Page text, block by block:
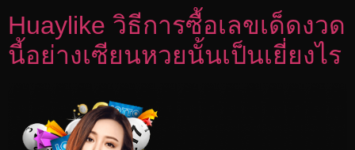
Huaylike วิธีการซื้อเลขเด็ดงวด
นี้อย่างเซียนหวยนั้นเป็นเยี่ยงไร